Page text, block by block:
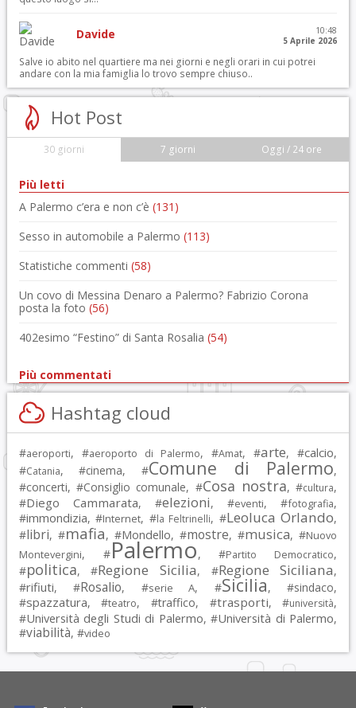
Davide
10:48
5 Aprile 2026
Salve io abito nel quartiere ma nei giorni e negli orari in cui potrei
andare con la mia famiglia lo trovo sempre chiuso..
Hot Post
30 giorni 7 giorni Oggi / 24 ore
Più letti
A Palermo c’era e non c’è (131)
Sesso in automobile a Palermo (113)
Statistiche commenti (58)
Un covo di Messina Denaro a Palermo? Fabrizio Corona
posta la foto (56)
402esimo “Festino” di Santa Rosalia (54)
Più commentati
Hashtag cloud
#aeroporti, #aeroporto di Palermo, #Amat, #arte, #calcio,
#Catania, #cinema, #Comune di Palermo,
#concerti, #Consiglio comunale, #Cosa nostra, #cultura,
#Diego Cammarata, #elezioni, #eventi, #fotografia,
#immondizia, #Internet, #la Feltrinelli, #Leoluca Orlando,
#libri, #mafia, #Mondello, #mostre, #musica, #Nuovo
Montevergini, #Palermo, #Partito Democratico,
#politica, #Regione Sicilia, #Regione Siciliana,
#rifiuti, #Rosalio, #serie A, #Sicilia, #sindaco,
#spazzatura, #teatro, #traffico, #trasporti, #università,
#Università degli Studi di Palermo, #Università di Palermo,
#viabilità, #video